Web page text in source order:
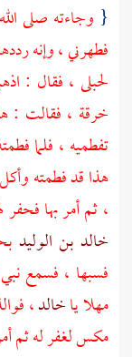
{ وجاءته صلى
فطهرني ، وإنه
لحبلى ، فقال :
خرقة ، فقالت :
تفطميه ، فلما
هذا قد فطمته
، ثم أمر بها
خالد بن الوليد
فسبها ، فسمع
مهلا ياخالد،
مكس لغفر له ثم